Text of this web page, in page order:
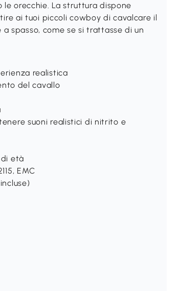
orecchie. La struttura dispone
ai tuoi piccoli cowboy di cavalcare il
spasso, come se si trattasse di un
realistica
del cavallo
suoni realistici di nitrito e
età
EMC